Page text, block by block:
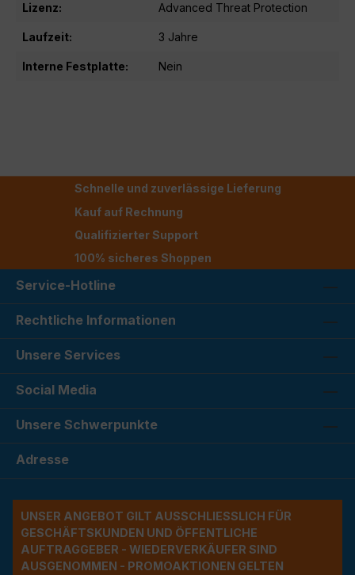
Lizenz: Advanced Threat Protection
Laufzeit: 3 Jahre
Interne Festplatte: Nein
Schnelle und zuverlässige Lieferung
Kauf auf Rechnung
Qualifizierter Support
100% sicheres Shoppen
Service-Hotline
Rechtliche Informationen
Unsere Services
Social Media
Unsere Schwerpunkte
Adresse
UNSER ANGEBOT GILT AUSSCHLIESSLICH FÜR G
ESCHÄFTSKUNDEN UND ÖFFENTLICHE A
UFTRAGGEBER - WIEDERVERKÄUFER SIND A
USGENOMMEN - PROMOAKTIONEN GELTEN A